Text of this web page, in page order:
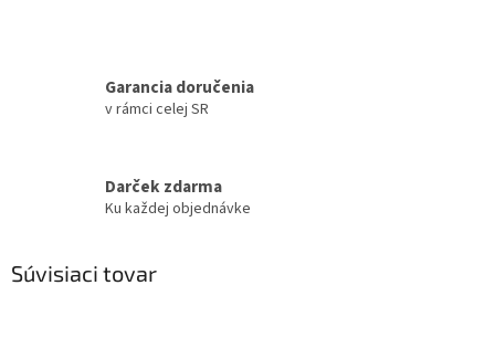
Garancia doručenia
v rámci celej SR
Darček zdarma
Ku každej objednávke
Súvisiaci tovar